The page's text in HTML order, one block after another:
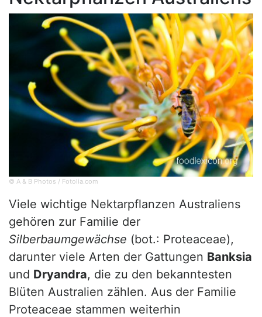
© A & B Photos / Fotolia.com
Viele wichtige Nektarpflanzen Australiens
gehören zur Familie der
Silberbaumgewächse (bot.: Proteaceae),
darunter viele Arten der Gattungen Banksia
und Dryandra, die zu den bekanntesten
Blüten Australien zählen. Aus der Familie
Proteaceae stammen weiterhin